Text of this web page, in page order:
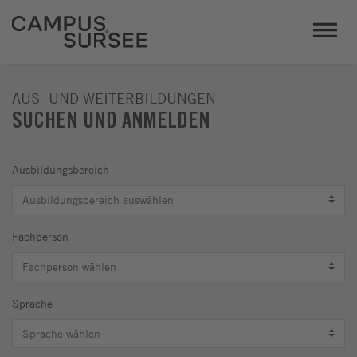
AUS- UND WEITERBILDUNGEN
SUCHEN UND ANMELDEN
Ausbildungsbereich
Fachperson
Sprache